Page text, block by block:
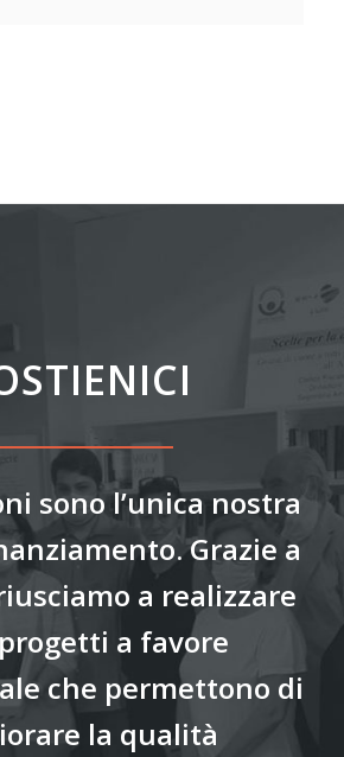
sono l’unica nostra
Grazie a
a realizzare
a favore
che permettono di
la qualità